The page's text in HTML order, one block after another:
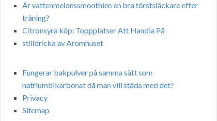
Är vattenmelonssmoothien en bra törstsläckare efter
träning?
Citronsyra köp: Toppplatser Att Handla På
stilldricka av Aromhuset
Fungerar bakpulver på samma sätt som
natriumbikarbonat då man vill städa med det?
Privacy
Sitemap